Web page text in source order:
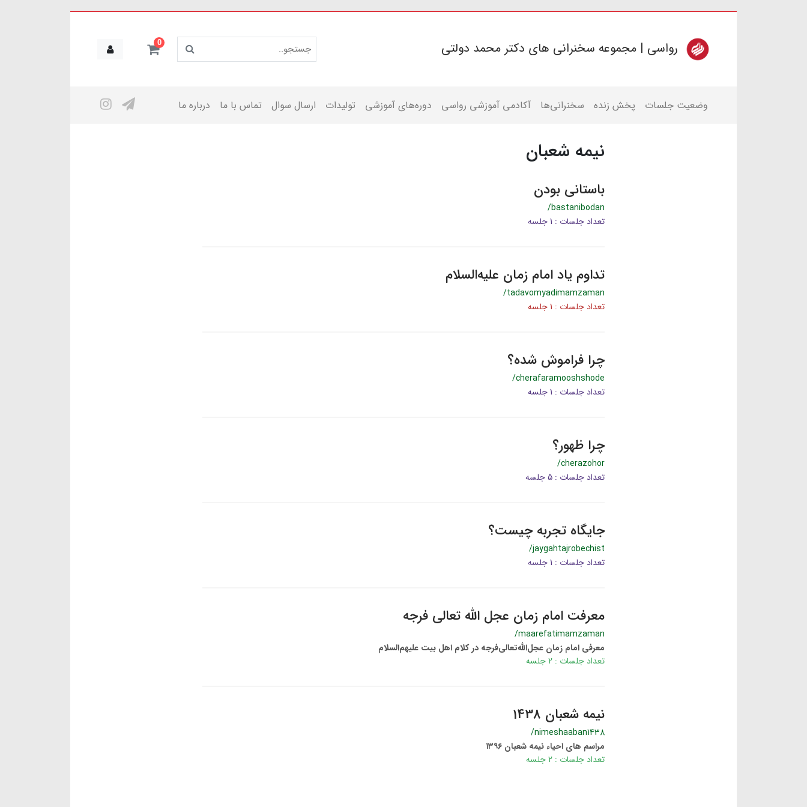
رواسی | مجموعه سخنرانی های دکتر محمد دولتی 0
وضعیت جلسات پخش زنده سخنرانی‌ها آکادمی آموزشی رواسی دوره‌های آموزشی تولیدات ارسال سوال تماس با ما درباره ما
نیمه شعبان
باستانی بودن
/bastanibodan
تعداد جلسات : 1 جلسه
تداوم یاد امام زمان علیه‌السلام
/tadavomyadimamzaman
تعداد جلسات : 1 جلسه
چرا فراموش شده؟
/cherafaramooshshode
تعداد جلسات : 1 جلسه
چرا ظهور؟
/cherazohor
تعداد جلسات : 5 جلسه
جایگاه تجربه چیست؟
/jaygahtajrobechist
تعداد جلسات : 1 جلسه
معرفت امام زمان عجل الله تعالی فرجه
/maarefatimamzaman
معرفی امام زمان عجل‌الله‌تعالی‌فرجه در کلام اهل بیت علیهم‌السلام
تعداد جلسات : 2 جلسه
نیمه شعبان 1438
/nimeshaaban1438
مراسم های احیاء نیمه شعبان ۱۳۹۶
تعداد جلسات : 2 جلسه